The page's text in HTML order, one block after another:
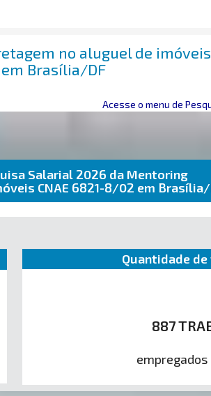
no aluguel de imóveis
Brasília/DF
Acesse o menu de
Salarial 2026 da Mentoring
CNAE 6821-8/02 em Brasília/
Quantidade
887